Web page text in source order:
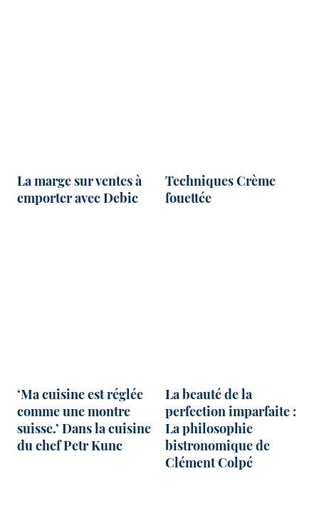
La marge sur ventes à
emporter avec Debic
Techniques Crème
fouettée
‘Ma cuisine est réglée
comme une montre
suisse.’ Dans la cuisine
du chef Petr Kunc
La beauté de la
perfection imparfaite :
La philosophie
bistronomique de
Clément Colpé